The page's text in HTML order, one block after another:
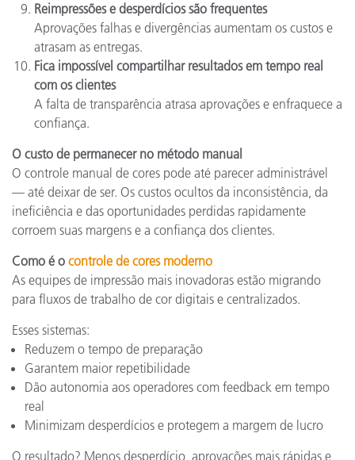
Reimpressões e desperdícios são frequentes
Aprovações falhas e divergências aumentam os custos e
atrasam as entregas.
Fica impossível compartilhar resultados em tempo real
com os clientes
A falta de transparência atrasa aprovações e enfraquece a
confiança.
O custo de permanecer no método manual
O controle manual de cores pode até parecer administrável
— até deixar de ser. Os custos ocultos da inconsistência, da
ineficiência e das oportunidades perdidas rapidamente
corroem suas margens e a confiança dos clientes.
Como é o controle de cores moderno
As equipes de impressão mais inovadoras estão migrando
para fluxos de trabalho de cor digitais e centralizados.
Esses sistemas:
Reduzem o tempo de preparação
Garantem maior repetibilidade
Dão autonomia aos operadores com feedback em tempo
real
Minimizam desperdícios e protegem a margem de lucro
O resultado? Menos desperdício, aprovações mais rápidas e